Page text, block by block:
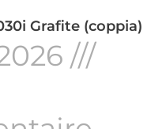
Grafite (coppia)